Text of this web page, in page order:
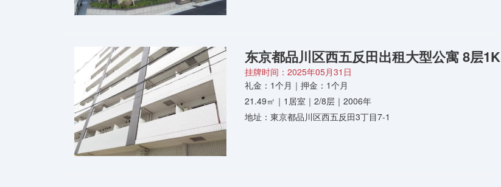
东京都品川区西五反田出租大型公寓 8层1K
挂牌时间：2025年05月31日
礼金：1个月｜押金：1个月
21.49㎡｜1居室｜2/8层｜2006年
地址：東京都品川区西五反田3丁目7-1